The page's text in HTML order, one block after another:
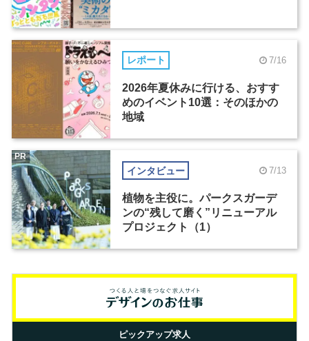
レポート 7/16
2026年夏休みに行ける、おすす
めのイベント10選：そのほかの
地域
インタビュー 7/13
植物を主役に。パークスガーデ
ンの“残して磨く”リニューアル
プロジェクト（1）
PR
ピックアップ求人